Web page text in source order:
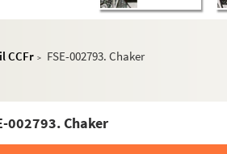
CCFr > FSE-002793. Chaker
002793. Chaker